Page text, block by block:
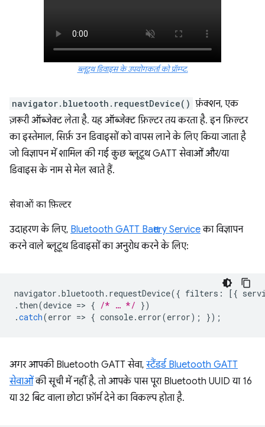
ब्लूटूथ डिवाइस के उपयोगकर्ता को प्रॉम्प्ट.
navigator.bluetooth.requestDevice() फ़ंक्शन, एक
ज़रूरी ऑब्जेक्ट लेता है. यह ऑब्जेक्ट फ़िल्टर तय करता है. इन फ़िल्टर
का इस्तेमाल, सिर्फ़ उन डिवाइसों को वापस लाने के लिए किया जाता है
जो विज्ञापन में शामिल की गई कुछ ब्लूटूथ GATT सेवाओं और/या
डिवाइस के नाम से मेल खाते हैं.
सेवाओं का फ़िल्टर
उदाहरण के लिए, Bluetooth GATT Battery Serviceका विज्ञापन
करने वाले ब्लूटूथ डिवाइसों का अनुरोध करने के लिए:
navigator .bluetooth . requestDevice({ filters : [{
. then(device => { /* … */ })
.catch(error => { console. error(error); });
अगर आपकी Bluetooth GATT सेवा, स्टैंडर्ड Bluetooth GATT
सेवाओंकी सूची में नहीं है, तो आपके पास पूरा Bluetooth UUID या 16
या 32 बिट वाला छोटा फ़ॉर्म देने का विकल्प होता है.